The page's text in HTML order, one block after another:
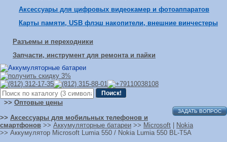
Аксессуары для цифровых видеокамер и фотоаппаратов
Карты памяти, USB флэш накопители, внешние винчестеры
Разъемы и переходники
Запчасти, инструмент для ремонта и пайки
>> Оптовые цены
ЗАДАТЬ ВОПРОС
>> Аксессуары для мобильных телефонов и
смартфонов >> Аккумуляторные батареи >> Microsoft
Nokia
>> Аккумулятор Microsoft Lumia 550 / Nokia Lumia 550 BL-T5A